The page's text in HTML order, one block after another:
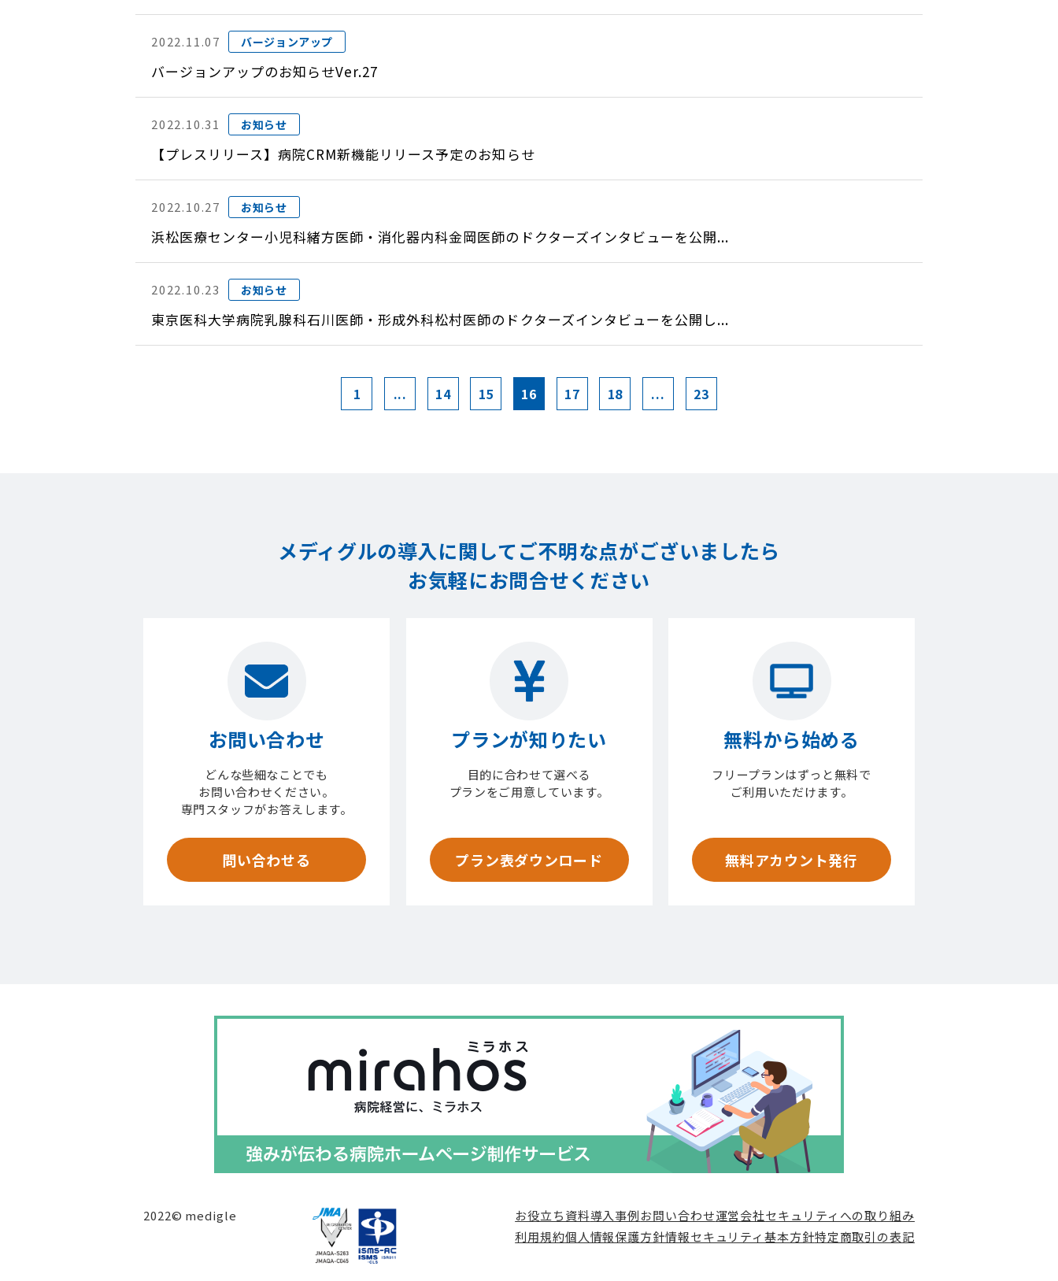
2022.11.07 バージョンアップ
バージョンアップのお知らせVer.27
2022.10.31 お知らせ
【プレスリリース】病院CRM新機能リリース予定のお知らせ
2022.10.27 お知らせ
浜松医療センター小児科緒方医師・消化器内科金岡医師のドクターズインタビューを公開...
2022.10.23 お知らせ
東京医科大学病院乳腺科石川医師・形成外科松村医師のドクターズインタビューを公開し...
1 ... 14 15 16 17 18 ... 23
メディグルの導入に関してご不明な点がございましたら
お気軽にお問合せください
お問い合わせ
どんな些細なことでも
お問い合わせください。
専門スタッフがお答えします。
問い合わせる
プランが知りたい
目的に合わせて選べる
プランをご用意しています。
プラン表ダウンロード
無料から始める
フリープランはずっと無料で
ご利用いただけます。
無料アカウント発行
2022© medigle お役立ち資料導入事例お問い合わせ運営会社セキュリティへの取り組み
利用規約個人情報保護方針情報セキュリティ基本方針特定商取引の表記